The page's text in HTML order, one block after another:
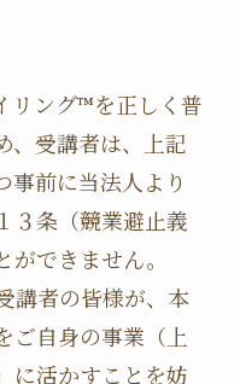
リング™を正しく普
、受講者は、上記
事前に当法人より
３条（競業避止義
できません。
講者の皆様が、本
ご自身の事業（上
に活かすことを妨